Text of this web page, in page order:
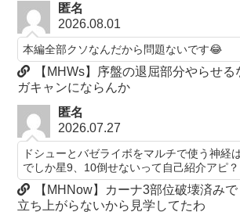
匿名
2026.08.01
本編全部クソなんだから問題ないです😂
【MHWs】序盤の退屈部分やらせ
ガキャンにならんか
匿名
2026.07.27
ドシューとバゼライボをマルチで使う神経
でしか星9、10倒せないって自己紹介アピ？
【MHNow】カーナ3部位破壊済み
立ち上がらないから見学してたわ